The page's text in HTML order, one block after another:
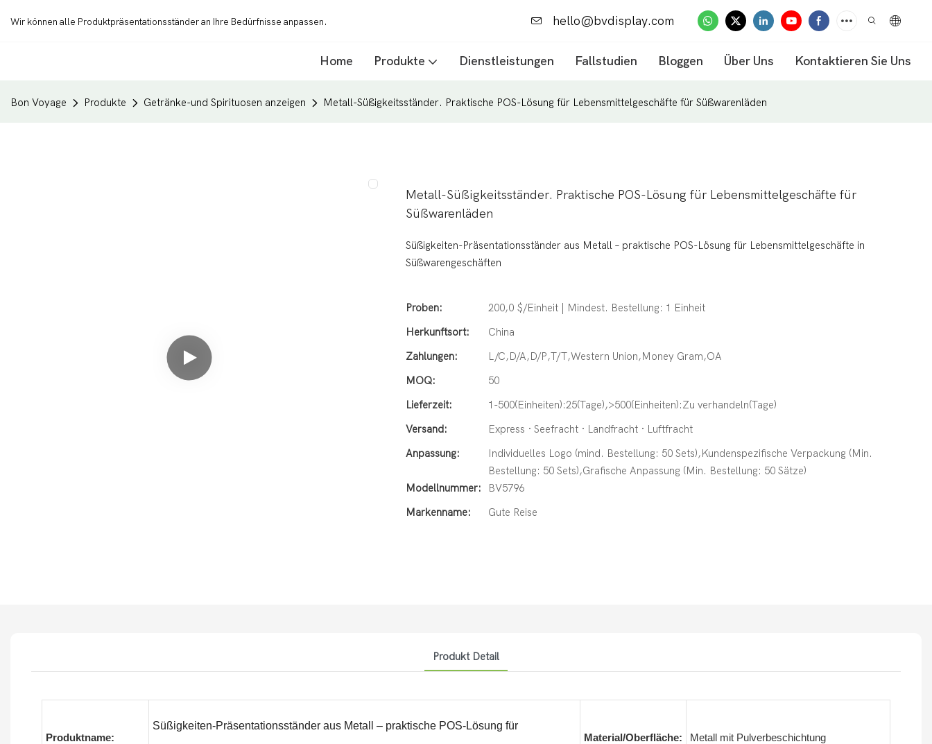
Wir können alle Produktpräsentationsständer an Ihre Bedürfnisse anpassen. hello@bvdisplay.com
Home Produkte Dienstleistungen Fallstudien Bloggen Über Uns Kontaktieren Sie Uns
Bon Voyage Produkte Getränke-und Spirituosen anzeigen Metall-Süßigkeitsständer. Praktische POS-Lösung für Lebensmittelgeschäfte für Süßwarenläden
Metall-Süßigkeitsständer. Praktische POS-Lösung für Lebensmittelgeschäfte für
Süßwarenläden
Süßigkeiten-Präsentationsständer aus Metall – praktische POS-Lösung für Lebensmittelgeschäfte in
Süßwarengeschäften
Proben:
200,0 $/Einheit | Mindest. Bestellung: 1 Einheit
Herkunftsort:
China
Zahlungen:
L/C,D/A,D/P,T/T,Western Union,Money Gram,OA
MOQ:
50
Lieferzeit:
1-500(Einheiten):25(Tage),>500(Einheiten):Zu verhandeln(Tage)
Versand:
Express · Seefracht · Landfracht · Luftfracht
Anpassung:
Individuelles Logo (mind. Bestellung: 50 Sets),Kundenspezifische Verpackung (Min.
Bestellung: 50 Sets),Grafische Anpassung (Min. Bestellung: 50 Sätze)
Modellnummer:
BV5796
Markenname:
Gute Reise
Produkt Detail
Produktname:
Süßigkeiten-Präsentationsständer aus Metall – praktische POS-Lösung für
Material/Oberfläche: Metall mit Pulverbeschichtung